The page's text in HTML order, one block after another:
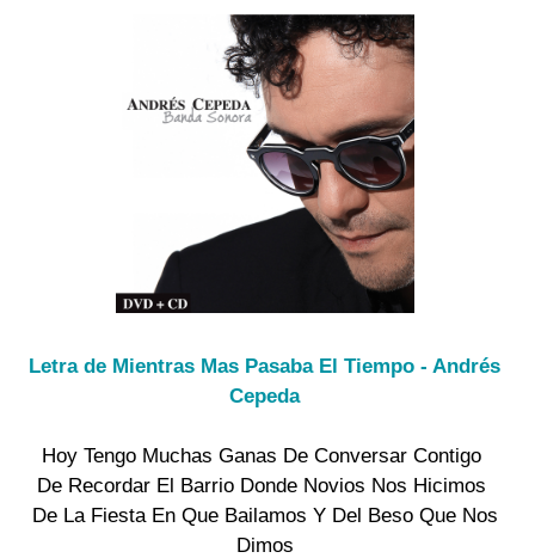
Letra de Mientras Mas Pasaba El Tiempo - Andrés
Cepeda
Hoy Tengo Muchas Ganas De Conversar Contigo
De Recordar El Barrio Donde Novios Nos Hicimos
De La Fiesta En Que Bailamos Y Del Beso Que Nos
Dimos